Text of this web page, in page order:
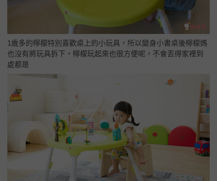
1歲多的檸檬特別喜歡桌上的小玩具，所以變身小書桌後檸檬媽
也沒有將玩具拆下，檸檬玩起來也很方便呢，不會丟得家裡到
處都是